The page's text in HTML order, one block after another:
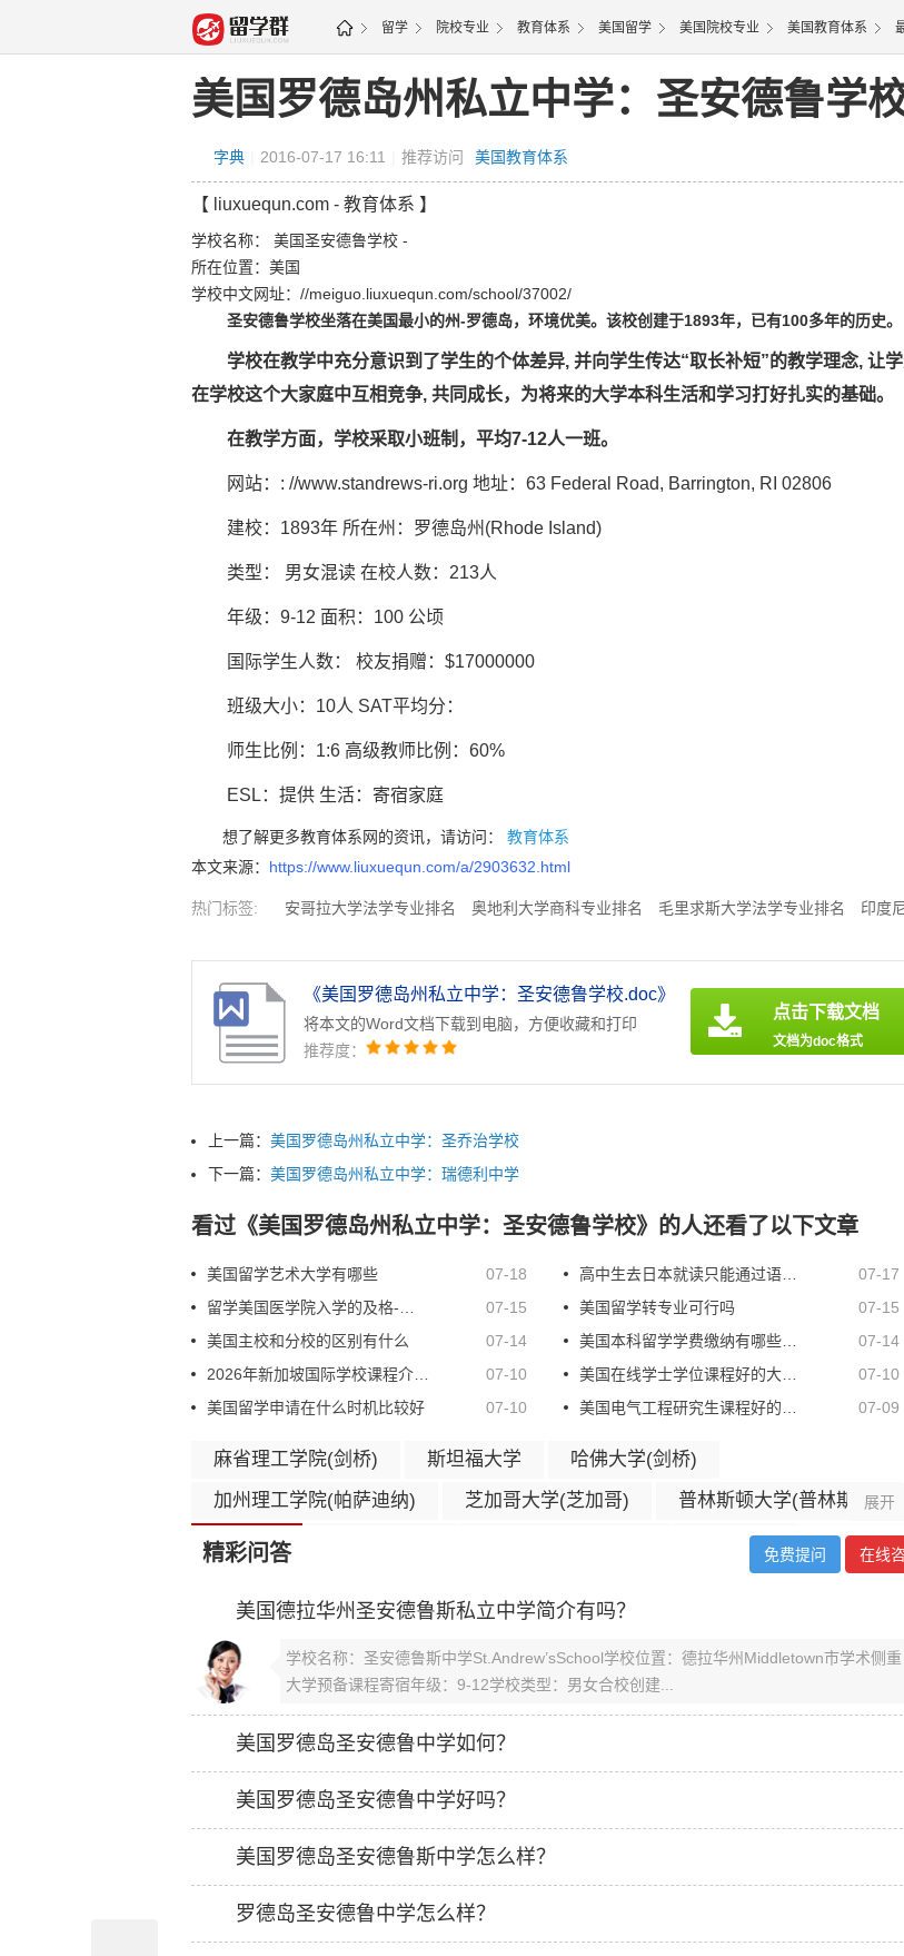
留学 院校专业 教育体系 美国留学 美国院校专业 美国教育体系
美国罗德岛州私立中学：圣安德鲁学
字典 2016-07-17 16:11 推荐访问 美国教育体系
【 liuxuequn.com - 教育体系 】
学校名称： 美国圣安德鲁学校 -
所在位置：美国
学校中文网址： //meiguo.liuxuequn.com/school/37002/
圣安德鲁学校坐落在美国最小的州-罗德岛，环境优美。该校创建于1893年，已有100多年的历史。
学校在教学中充分意识到了学生的个体差异, 并向学生传达“取长补短”的教学理念, 让
在学校这个大家庭中互相竞争, 共同成长，为将来的大学本科生活和学习打好扎实的基础。
在教学方面，学校采取小班制，平均7-12人一班。
网站：: //www.standrews-ri.org 地址：63 Federal Road, Barrington, RI 02806
建校：1893年 所在州：罗德岛州(Rhode Island)
类型： 男女混读 在校人数：213人
年级：9-12 面积：100 公顷
国际学生人数： 校友捐赠：$17000000
班级大小：10人 SAT平均分：
师生比例：1:6 高级教师比例：60%
ESL：提供 生活：寄宿家庭
想了解更多教育体系网的资讯，请访问： 教育体系
本文来源： https://www.liuxuequn.com/a/2903632.html
热门标签: 安哥拉大学法学专业排名 奥地利大学商科专业排名 毛里求斯大学法学专业排名
印度
荷属安的列斯大学工程专业排名
巴哈马大学工程专业排名 蒙古大学教育学专业排名
《美国罗德岛州私立中学：圣安德鲁学校.doc》
将本文的Word文档下载到电脑，方便收藏和打印
推荐度：
点击下载文档
文档为doc格式
上一篇： 美国罗德岛州私立中学：圣乔治学校
下一篇： 美国罗德岛州私立中学：瑞德利中学
看过《美国罗德岛州私立中学：圣安德鲁学校》的人还看了以下文章
美国留学艺术大学有哪些 07-18
07-17
07-15 美国留学转专业可行吗
07-15
美国主校和分校的区别有什么
07-14
07-14
07-10
07-10
美国留学申请在什么时机比较好
07-10 07-09
麻省理工学院(剑桥) 斯坦福大学
哈佛大学(剑桥)
加州理工学院(帕萨迪纳)
芝加哥大学(芝加哥)
普林斯顿大学(普林斯顿)
曼彻斯特大学(印第安纳州)
耶鲁大学
华盛顿大学(西雅图)
密歇根大学安娜堡分校
加州大学洛杉矶分校(洛杉矶)
圣路易斯华盛顿大学
南加州大学(洛杉矶)
布朗大学(普罗维登斯)
展开
精彩问答 免费提问 在线
美国德拉华州圣安德鲁斯私立中学简介有吗？
学校名称：圣安德鲁斯中学St.Andrew’sSchool学校位置：德拉华州Middletown市学术侧重
大学预备课程寄宿年级：9-12学校类型：男女合校创建...
美国罗德岛圣安德鲁中学如何？
美国罗德岛圣安德鲁中学好吗？
美国罗德岛圣安德鲁斯中学怎么样？
罗德岛圣安德鲁中学怎么样？